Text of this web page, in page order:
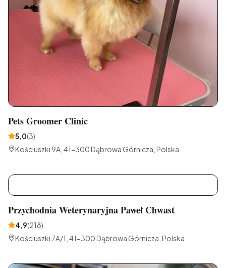
Pets Groomer Clinic
5,0(3)
Kościuszki 9A, 41-300 Dąbrowa Górnicza, Polska
Przychodnia Weterynaryjna Paweł Chwast
4,9(218)
Kościuszki 7A/1, 41-300 Dąbrowa Górnicza, Polska